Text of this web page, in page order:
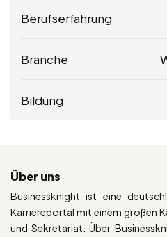
Berufserfahrung
Branche
Bildung
Über uns
Businessknight ist eine
Karriereportal mit einem großen
und Sekretariat. Über